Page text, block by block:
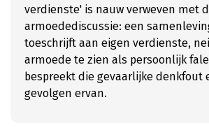
verdienste' is nauw verweven met
armoedediscussie: een
toeschrijft aan eigen verdienste,
armoede te zien als persoonlijk
bespreekt die gevaarlijke denkfout
gevolgen ervan.